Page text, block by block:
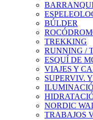
BÚLDER
TREKKING
RUNNING /
ESQUÍ DE
VIAJES Y
SUPERVIV.
NORDIC
TRABAJOS